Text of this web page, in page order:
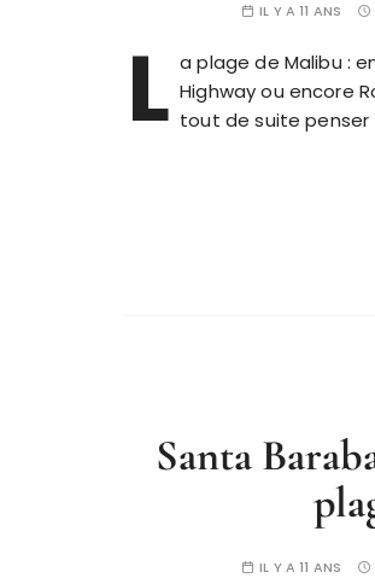
IL Y A 11 ANS
L a plage de Malibu :
Highway ou encore
tout de suite penser
Santa
IL Y A 11 ANS